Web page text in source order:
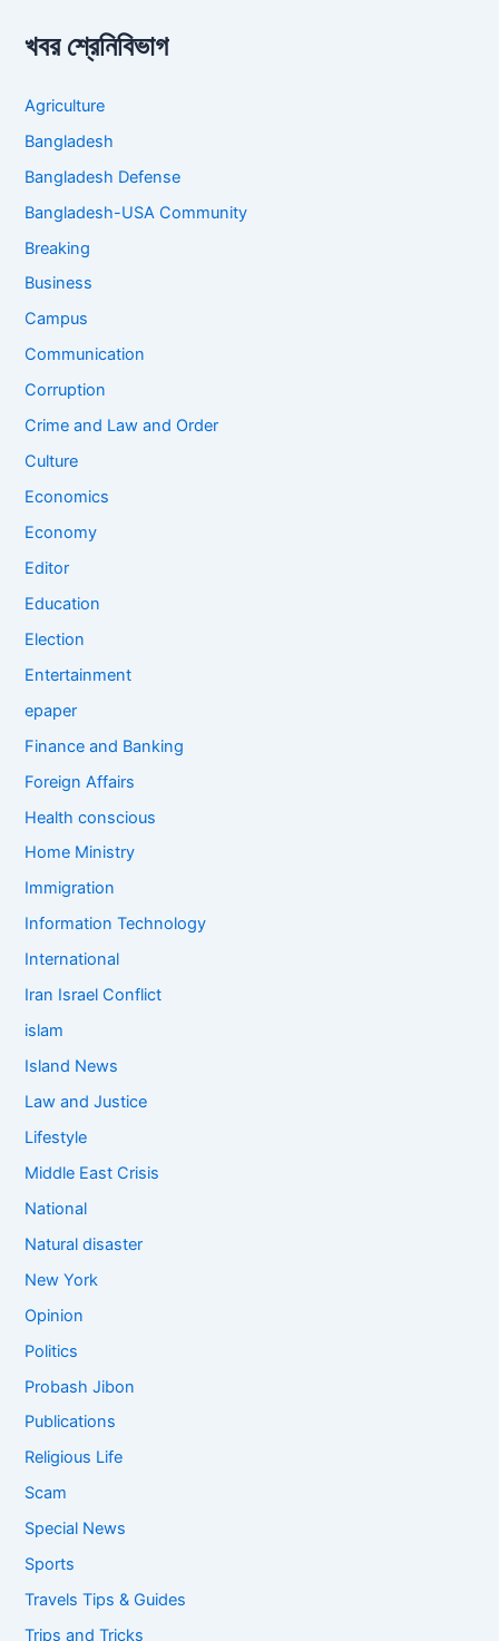
খবর শ্রেনিবিভাগ
Agriculture
Bangladesh
Bangladesh Defense
Bangladesh-USA Community
Breaking
Business
Campus
Communication
Corruption
Crime and Law and Order
Culture
Economics
Economy
Editor
Education
Election
Entertainment
epaper
Finance and Banking
Foreign Affairs
Health conscious
Home Ministry
Immigration
Information Technology
International
Iran Israel Conflict
islam
Island News
Law and Justice
Lifestyle
Middle East Crisis
National
Natural disaster
New York
Opinion
Politics
Probash Jibon
Publications
Religious Life
Scam
Special News
Sports
Travels Tips & Guides
Trips and Tricks